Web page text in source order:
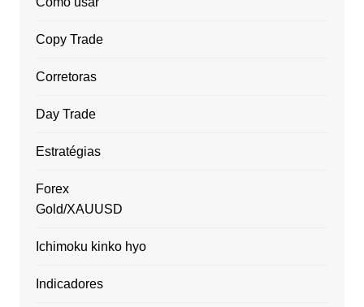
Copy Trade
Corretoras
Day Trade
Estratégias
Forex
Gold/XAUUSD
Ichimoku kinko hyo
Indicadores